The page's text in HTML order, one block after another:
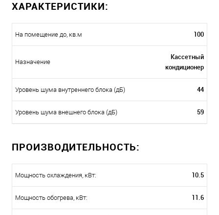
ХАРАКТЕРИСТИКИ:
На помещение до, кв.м 100
Назначение
Кассетный
кондиционер
Уровень шума внутреннего блока (дБ) 44
Уровень шума внешнего блока (дБ) 59
ПРОИЗВОДИТЕЛЬНОСТЬ:
Мощность охлаждения, кВт: 10.5
Мощность обогрева, кВт: 11.6